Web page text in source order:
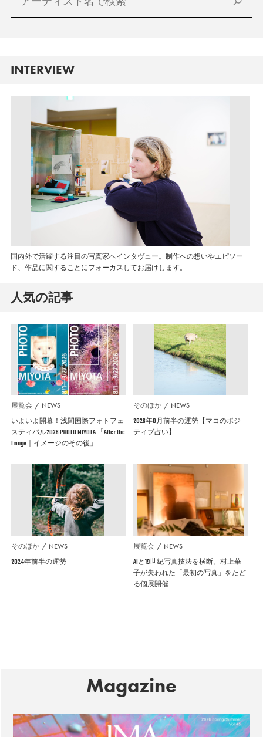
INTERVIEW
国内外で活躍する注目の写真家へインタヴュー。制作への想いやエピソー
ド、作品に関することにフォーカスしてお届けします。
人気の記事
展覧会 NEWS
いよいよ開幕！浅間国際フォトフェ
スティバル2026 PHOTO MIYOTA 「After the
Image｜イメージのその後」
そのほか NEWS
2026年8月前半の運勢【マコのポジ
ティブ占い】
そのほか NEWS
2024年前半の運勢
展覧会 NEWS
AIと19世紀写真技法を横断。村上華
子が失われた「最初の写真」をたど
る個展開催
Magazine